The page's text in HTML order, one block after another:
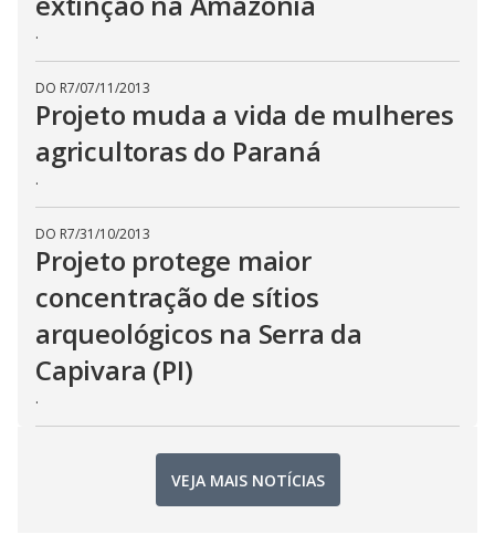
.
DO R7/07/11/2013
Projeto muda a vida de mulheres
agricultoras do Paraná
.
DO R7/31/10/2013
Projeto protege maior
concentração de sítios
arqueológicos na Serra da
Capivara (PI)
.
VEJA MAIS NOTÍCIAS